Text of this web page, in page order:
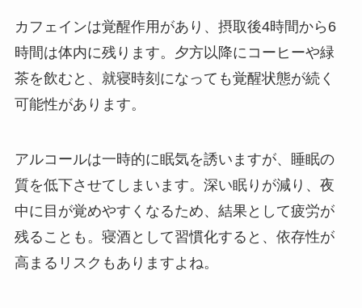
カフェインは覚醒作用があり、摂取後4時間から6
時間は体内に残ります。夕方以降にコーヒーや緑
茶を飲むと、就寝時刻になっても覚醒状態が続く
可能性があります。
アルコールは一時的に眠気を誘いますが、睡眠の
質を低下させてしまいます。深い眠りが減り、夜
中に目が覚めやすくなるため、結果として疲労が
残ることも。寝酒として習慣化すると、依存性が
高まるリスクもありますよね。